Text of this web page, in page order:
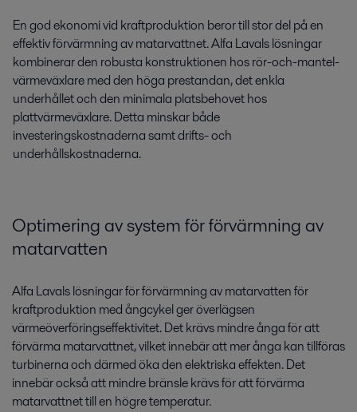
En god ekonomi vid kraftproduktion beror till stor del på en
effektiv förvärmning av matarvattnet. Alfa Lavals lösningar
kombinerar den robusta konstruktionen hos rör-och-mantel-
värmeväxlare med den höga prestandan, det enkla
underhållet och den minimala platsbehovet hos
plattvärmeväxlare. Detta minskar både
investeringskostnaderna samt drifts- och
underhållskostnaderna.
Optimering av system för förvärmning av
matarvatten
Alfa Lavals lösningar för förvärmning av matarvatten för
kraftproduktion med ångcykel ger överlägsen
värmeöverföringseffektivitet. Det krävs mindre ånga för att
förvärma matarvattnet, vilket innebär att mer ånga kan tillföras
turbinerna och därmed öka den elektriska effekten. Det
innebär också att mindre bränsle krävs för att förvärma
matarvattnet till en högre temperatur.